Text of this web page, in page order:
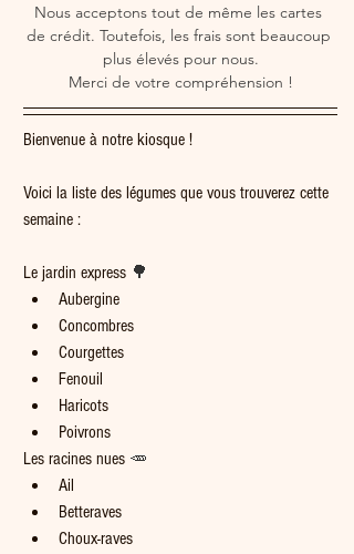
Nous acceptons tout de même les cartes
de crédit. Toutefois, les frais sont beaucoup
plus élevés pour nous.
Merci de votre compréhension !
Bienvenue à notre kiosque !
Voici la liste des légumes que vous trouverez cette
semaine :
Le jardin express 🌳
Aubergine
Concombres
Courgettes
Fenouil
Haricots
Poivrons
Les racines nues 🥕
Ail
Betteraves
Choux-raves